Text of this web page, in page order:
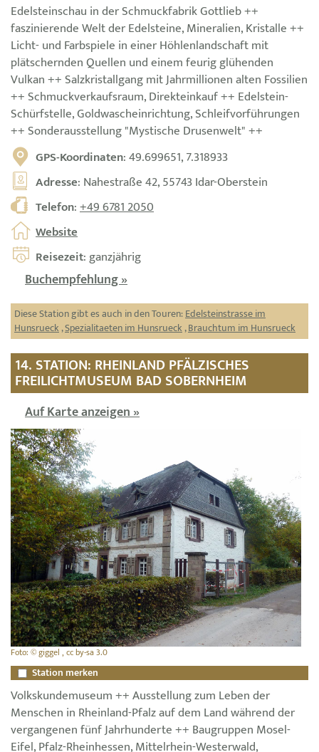
Edelsteinschau in der Schmuckfabrik Gottlieb ++
faszinierende Welt der Edelsteine, Mineralien, Kristalle ++
Licht- und Farbspiele in einer Höhlenlandschaft mit
plätschernden Quellen und einem feurig glühenden
Vulkan ++ Salzkristallgang mit Jahrmillionen alten Fossilien
++ Schmuckverkaufsraum, Direkteinkauf ++ Edelstein-
Schürfstelle, Goldwascheinrichtung, Schleifvorführungen
++ Sonderausstellung "Mystische Drusenwelt" ++
GPS-Koordinaten: 49.699651, 7.318933
Adresse: Nahestraße 42, 55743 Idar-Oberstein
Telefon:+49 6781 2050
Website
Reisezeit: ganzjährig
Buchempfehlung »
Diese Station gibt es auch in den Touren:Edelsteinstrasse im
Hunsrueck,Spezialitaeten im Hunsrueck,Brauchtum im Hunsrueck
14. STATION: RHEINLAND PFÄLZISCHES
FREILICHTMUSEUM BAD SOBERNHEIM
Auf Karte anzeigen »
Foto: © giggel , cc by-sa 3.0
Station merken
Volkskundemuseum ++ Ausstellung zum Leben der
Menschen in Rheinland-Pfalz auf dem Land während der
vergangenen fünf Jahrhunderte ++ Baugruppen Mosel-
Eifel, Pfalz-Rheinhessen, Mittelrhein-Westerwald,